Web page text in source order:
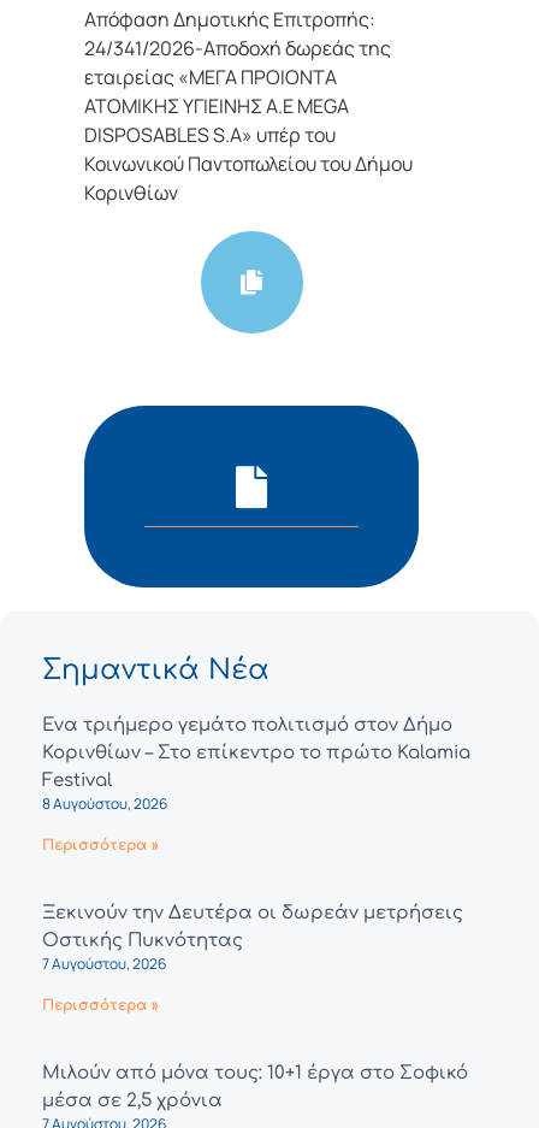
Απόφαση Δημοτικής Επιτροπής:
24/341/2026-Αποδοχή δωρεάς της
εταιρείας «ΜΕΓΑ ΠΡΟΙΟΝΤΑ
ΑΤΟΜΙΚΗΣ ΥΓΙΕΙΝΗΣ Α.Ε MEGA
DISPOSABLES S.A» υπέρ του
Κοινωνικού Παντοπωλείου του Δήμου
Κορινθίων
Σημαντικά Νέα
Ένα τριήμερο γεμάτο πολιτισμό στον Δήμο
Κορινθίων – Στο επίκεντρο το πρώτο Kalamia
Festival
8 Αυγούστου, 2026
Περισσότερα »
Ξεκινούν την Δευτέρα οι δωρεάν μετρήσεις
Οστικής Πυκνότητας
7 Αυγούστου, 2026
Περισσότερα »
Μιλούν από μόνα τους: 10+1 έργα στο Σοφικό
μέσα σε 2,5 χρόνια
7 Αυγούστου, 2026